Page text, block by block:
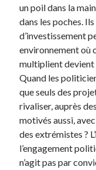
un poil dans la
dans les poches.
d’investissement
environnement où
multiplient devient
Quand les
que seuls des
rivaliser, auprès
motivés aussi,
des extrémistes ?
l’engagement
n’agit pas par